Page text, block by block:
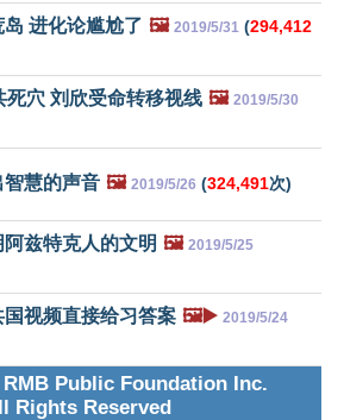
进化论尴尬了 🖼️ 2019/5/31 (294,412
穴 刘欣受命转移视线 🖼️ 2019/5/30
慧的声音 🖼️ 2019/5/26 (324,491次)
兹特克人的文明 🖼️ 2019/5/25
视频直接给习答案 🖼️▶️ 2019/5/24
Public Foundation Inc.
Rights Reserved